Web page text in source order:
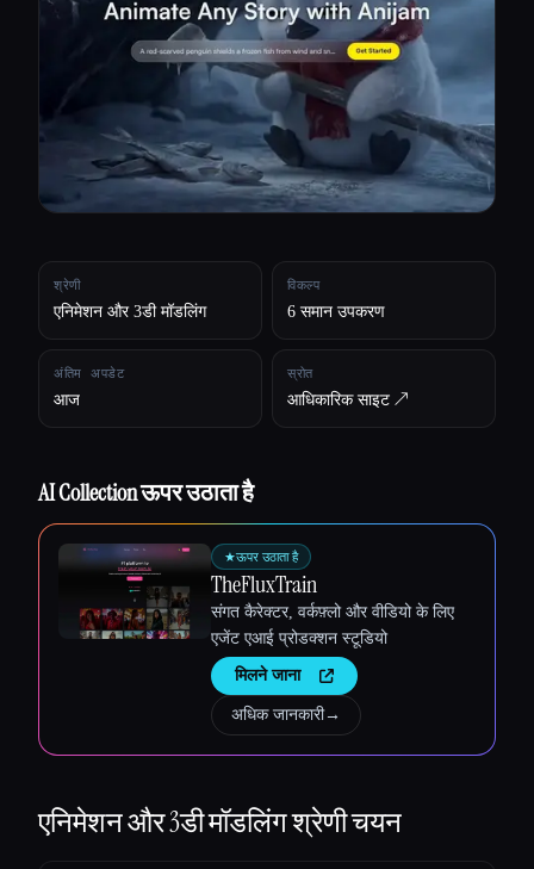
हमारे बारे में
श्रेणी
एनिमेशन और 3डी मॉडलिंग
विकल्प
6 समान उपकरण
अंतिम अपडेट
आज
स्रोत
आधिकारिक साइट ↗︎
AI Collection ऊपर उठाता है
★ऊपर उठाता है
TheFluxTrain
संगत कैरेक्टर, वर्कफ़्लो और वीडियो के लिए
एजेंट एआई प्रोडक्शन स्टूडियो
मिलने जाना
अधिक जानकारी→
एनिमेशन और 3डी मॉडलिंगश्रेणी चयन